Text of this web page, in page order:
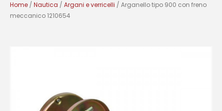
Home / Nautica / Argani e verricelli / Arganello tipo 900 con freno
meccanico 1210654